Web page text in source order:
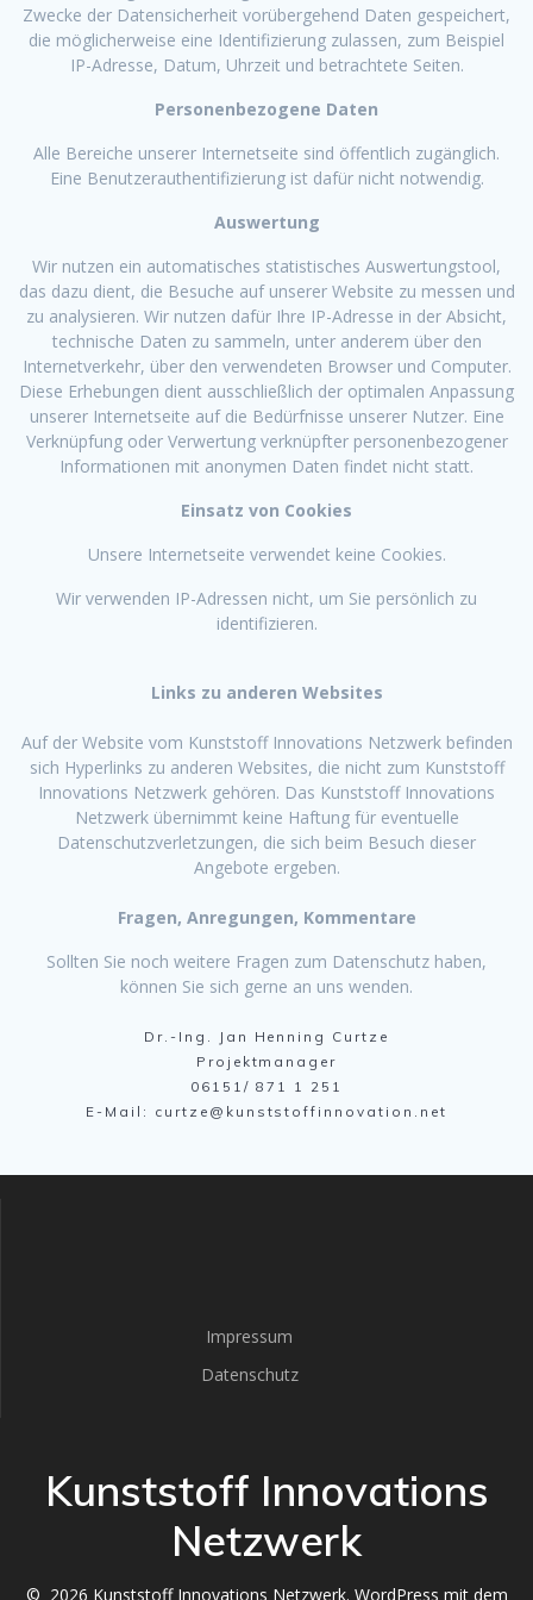
Zwecke der Datensicherheit vorübergehend Daten gespeichert,
die möglicherweise eine Identifizierung zulassen, zum Beispiel
IP-Adresse, Datum, Uhrzeit und betrachtete Seiten.
Personenbezogene Daten
Alle Bereiche unserer Internetseite sind öffentlich zugänglich.
Eine Benutzerauthentifizierung ist dafür nicht notwendig.
Auswertung
Wir nutzen ein automatisches statistisches Auswertungstool,
das dazu dient, die Besuche auf unserer Website zu messen und
zu analysieren. Wir nutzen dafür Ihre IP-Adresse in der Absicht,
technische Daten zu sammeln, unter anderem über den
Internetverkehr, über den verwendeten Browser und Computer.
Diese Erhebungen dient ausschließlich der optimalen Anpassung
unserer Internetseite auf die Bedürfnisse unserer Nutzer. Eine
Verknüpfung oder Verwertung verknüpfter personenbezogener
Informationen mit anonymen Daten findet nicht statt.
Einsatz von Cookies
Unsere Internetseite verwendet keine Cookies.
Wir verwenden IP-Adressen nicht, um Sie persönlich zu
identifizieren.
Links zu anderen Websites
Auf der Website vom Kunststoff Innovations Netzwerk befinden
sich Hyperlinks zu anderen Websites, die nicht zum Kunststoff
Innovations Netzwerk gehören. Das Kunststoff Innovations
Netzwerk übernimmt keine Haftung für eventuelle
Datenschutzverletzungen, die sich beim Besuch dieser
Angebote ergeben.
Fragen, Anregungen, Kommentare
Sollten Sie noch weitere Fragen zum Datenschutz haben,
können Sie sich gerne an uns wenden.
Dr.-Ing. Jan Henning Curtze
Projektmanager
06151/ 871 1 251
E-Mail: curtze@kunststoffinnovation.net
Impressum
Datenschutz
Kunststoff Innovations
Netzwerk
© 2026 Kunststoff Innovations Netzwerk. WordPress mit dem